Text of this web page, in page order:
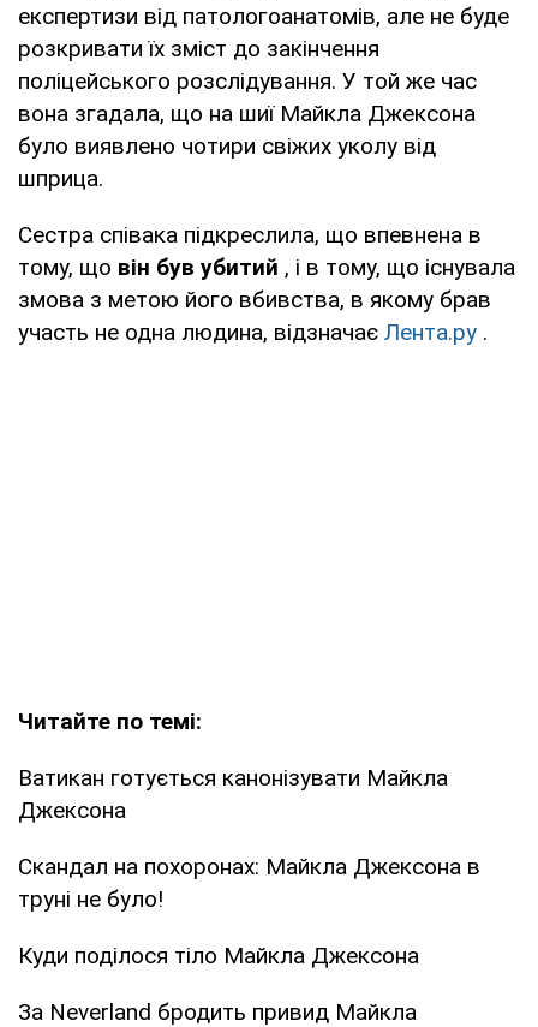
експертизи від патологоанатомів, але не буде
розкривати їх зміст до закінчення
поліцейського розслідування. У той же час
вона згадала, що на шиї Майкла Джексона
було виявлено чотири свіжих уколу від
шприца.
Сестра співака підкреслила, що впевнена в
тому, що він був убитий , і в тому, що існувала
змова з метою його вбивства, в якому брав
участь не одна людина, відзначає Лента.ру .
Читайте по темі:
Ватикан готується канонізувати Майкла
Джексона
Скандал на похоронах: Майкла Джексона в
труні не було!
Куди поділося тіло Майкла Джексона
За Neverland бродить привид Майкла